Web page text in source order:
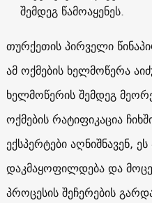
შემდეგ წამოაყენეს.
თურქეთის პირველი
ამ ოქმების ხელმოწერა
ხელმოწერის შემდეგ
ოქმების რატიფიკაცია
ექსპერტები აღნიშნავენ,
დაკმაყოფილდება და
პროცესის შეჩერების